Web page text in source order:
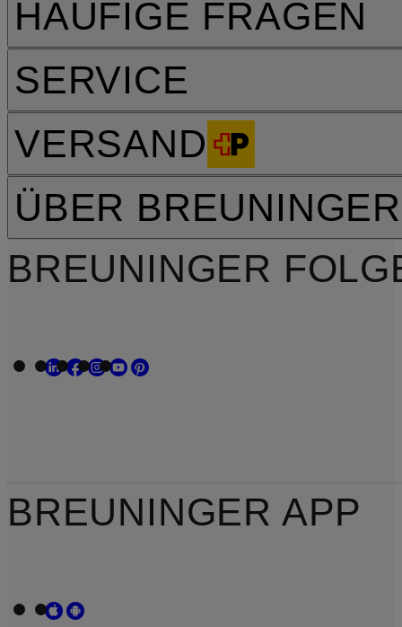
HÄUFIGE FRAGEN
SERVICE
VERSAND
ÜBER BREUNINGER
BREUNINGER
BREUNINGER APP